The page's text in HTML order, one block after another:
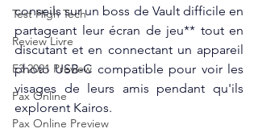
Test High Tech
Review Livre
E3 2021 Preview
Pax Online
Pax Online Preview
conseils sur un boss de Vault difficile en
partageant leur écran de jeu** tout en
discutant et en connectant un appareil
photo USB-C compatible pour voir les
visages de leurs amis pendant qu'ils
explorent Kairos.